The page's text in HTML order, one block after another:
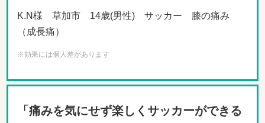
K.N様 草加市 14歳(男性) サッカー 膝の痛み
（成長痛）
※効果には個人差があります
「痛みを気にせず楽しくサッカーができる